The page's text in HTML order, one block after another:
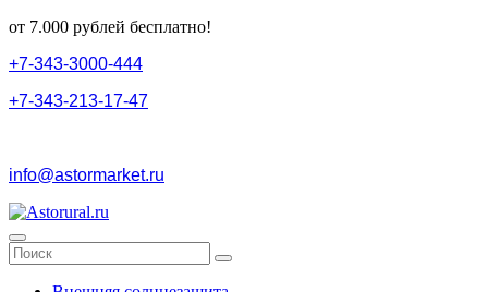
от 7.000 рублей бесплатно!
+7-343-3000-444
+7-343-213-17-47
info@astormarket.ru